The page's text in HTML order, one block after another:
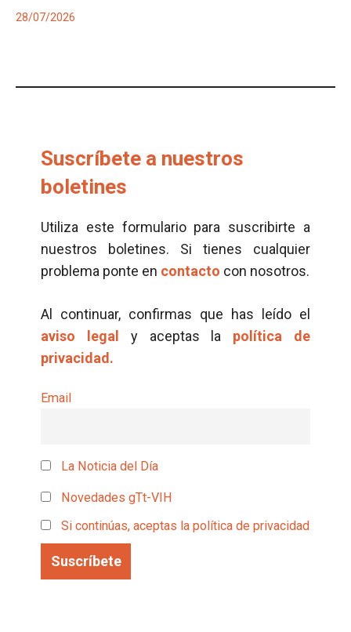
28/07/2026
Suscríbete a nuestros
boletines
Utiliza este formulario para suscribirte a
nuestros boletines. Si tienes cualquier
problema ponte en contacto con nosotros.
Al continuar, confirmas que has leído el
aviso legal
y aceptas la política de
privacidad.
Email
La Noticia del Día
Novedades gTt-VIH
Si continúas, aceptas la política de privacidad